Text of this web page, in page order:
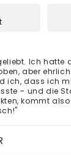
Ich hatte
aber ehrlich
ich, dass ich
– und die
kommt